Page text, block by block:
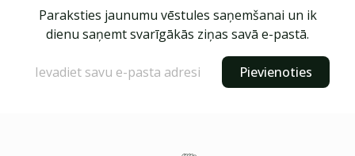
Paraksties jaunumu vēstules saņemšanai un ik
dienu saņemt svarīgākās ziņas savā e-pastā.
Pievienoties